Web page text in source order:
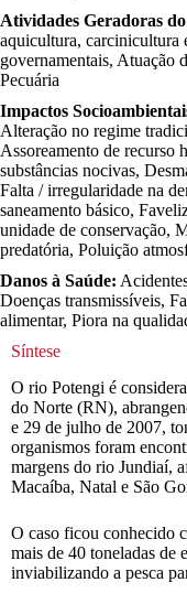
Atividades Geradoras
aquicultura, carcinicultura
governamentais, Atuação
Pecuária
Impactos
Alteração no regime
Assoreamento de recurso
substâncias nocivas,
Falta / irregularidade na
saneamento básico,
unidade de conservação,
predatória, Poluição
Danos à Saúde:
Doenças transmissíveis,
alimentar, Piora na
Síntese
O rio Potengi é
do Norte (RN),
e 29 de julho de 2007,
organismos foram
margens do rio Jundiaí,
Macaíba, Natal e São
O caso ficou conhecido
mais de 40 toneladas de
inviabilizando a pesca